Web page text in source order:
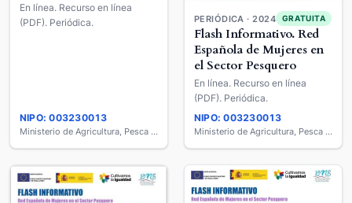
En línea. Recurso en línea
(PDF). Periódica.
NIPO: 003230013
Ministerio de Agricultura, Pesca y Alimentación
PERIÓDICA · 2024 GRATUITA
Flash Informativo. Red
Española de Mujeres en
el Sector Pesquero
En línea. Recurso en línea
(PDF). Periódica.
NIPO: 003230013
Ministerio de Agricultura, Pesca y Alimentación